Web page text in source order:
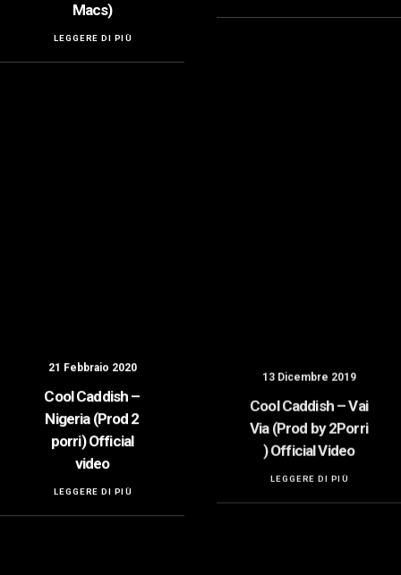
Macs)
LEGGERE DI PIÙ
21 Febbraio 2020
Cool Caddish –
Nigeria (Prod 2
porri) Official
video
LEGGERE DI PIÙ
Cool Caddish – Vai
Via (Prod by 2Porri
) Official Video